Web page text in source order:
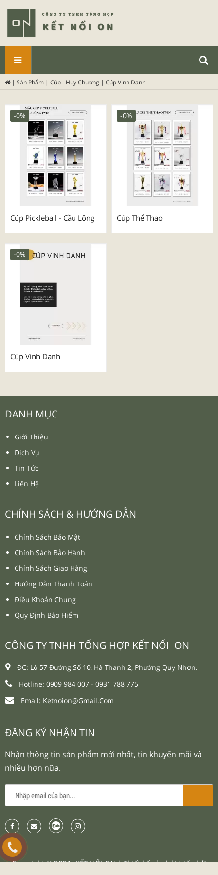
PHẨM
| Sản Phẩm | Cúp - Huy Chương | Cúp Vinh Danh
Cúp Pickleball - Cầu Lông
-0%
Cúp Thể Thao
-0%
Cúp Vinh Danh
-0%
CÔNG TY TNHH TỔNG HỢP KẾT NỐI ON
ĐC: Lô 57 Đường Số 10, Hà Thanh 2, Phường Quy Nhơn.
Hotline: 0909 984 007 - 0931 788 775
Email: Ketnoion@gmail.com
DANH MỤC
Giới Thiệu
Dịch Vụ
Tin Tức
Liên Hệ
CHÍNH SÁCH & HƯỚNG DẪN
Chính Sách Bảo Mật
Chính Sách Bảo Hành
Chính Sách Giao Hàng
Hướng Dẫn Thanh Toán
Điều Khoản Chung
Quy Định Bảo Hiểm
ĐĂNG KÝ NHẬN TIN
Nhận thông tin sản phẩm mới nhất, tin khuyến mãi và
nhiều hơn nữa.
Copyright © 2021.KẾT NỐI ON | Thiết kế và phát triển bởi